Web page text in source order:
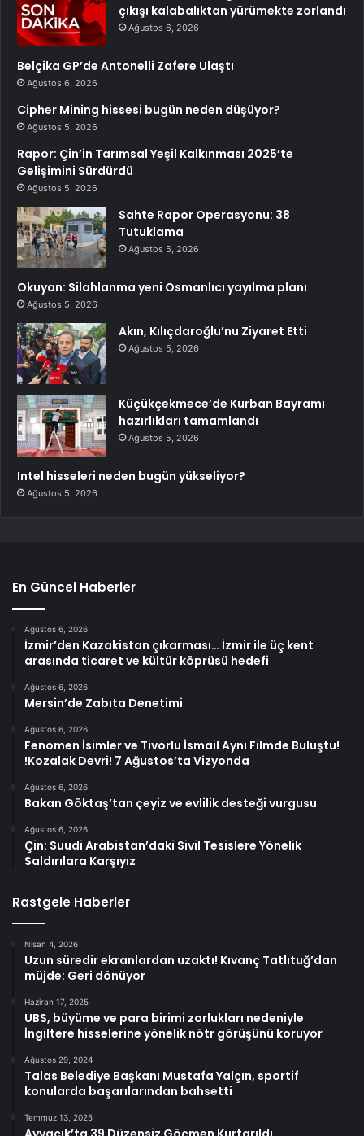
çıkışı kalabalıktan yürümekte zorlandı
Ağustos 6, 2026
Belçika GP’de Antonelli Zafere Ulaştı
Ağustos 6, 2026
Cipher Mining hissesi bugün neden düşüyor?
Ağustos 5, 2026
Rapor: Çin’in Tarımsal Yeşil Kalkınması 2025’te
Gelişimini Sürdürdü
Ağustos 5, 2026
Sahte Rapor Operasyonu: 38
Tutuklama
Ağustos 5, 2026
Okuyan: Silahlanma yeni Osmanlıcı yayılma planı
Ağustos 5, 2026
Akın, Kılıçdaroğlu’nu Ziyaret Etti
Ağustos 5, 2026
Küçükçekmece’de Kurban Bayramı
hazırlıkları tamamlandı
Ağustos 5, 2026
Intel hisseleri neden bugün yükseliyor?
Ağustos 5, 2026
En Güncel Haberler
Ağustos 6, 2026
İzmir’den Kazakistan çıkarması… İzmir ile üç kent
arasında ticaret ve kültür köprüsü hedefi
Ağustos 6, 2026
Mersin’de Zabıta Denetimi
Ağustos 6, 2026
Fenomen İsimler ve Tivorlu İsmail Aynı Filmde Buluştu!
!Kozalak Devri! 7 Ağustos’ta Vizyonda
Ağustos 6, 2026
Bakan Göktaş’tan çeyiz ve evlilik desteği vurgusu
Ağustos 6, 2026
Çin: Suudi Arabistan’daki Sivil Tesislere Yönelik
Saldırılara Karşıyız
Rastgele Haberler
Nisan 4, 2026
Uzun süredir ekranlardan uzaktı! Kıvanç Tatlıtuğ’dan
müjde: Geri dönüyor
Haziran 17, 2025
UBS, büyüme ve para birimi zorlukları nedeniyle
İngiltere hisselerine yönelik nötr görüşünü koruyor
Ağustos 29, 2024
Talas Belediye Başkanı Mustafa Yalçın, sportif
konularda başarılarından bahsetti
Temmuz 13, 2025